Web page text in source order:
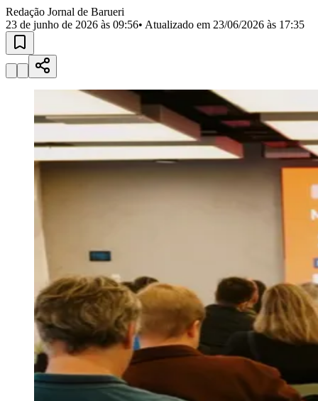
JubranBelvalBethavilleBoa
VistaCalifórnia CarapicuíbaCentroChácaras MarcoCidades da
Região
Militar
Califórnia Jardim dos Altos
Esperança Jardim Graziela
Jardim ParaísoJardim Paulista Jardim Reginalice
Jardim São PedroJardim São Silvestre Jardim SilveiraJardim
Jardim TupanciMutingaNova Aldeinha OsascoParque dos
Parque ImperialParque Santa LuziaParque Viana
Pirapora
do Bom JesusRecanto PhrynéaSantana de
ParnaíbaSilveiraTamboréVale do SolVila BarrosVila Boa VistaVila
do Conde
Vila Engenho NovoVila MárciaVila Nossa Sra. da
Escada
Para Sua Empresa
Guia de Empresas
Divulgar VagasNovo
Publicidade Legal
Negócios Regionais
Turismo
Segurança Regional
Hospitais Estaduais
Parques & Represas
Cidades da Região
Santana de ParnaíbaOsasco Itapevi
Pirapora
do Bom Jesus
AraçariguamaCajamar
Redação Jornal de Barueri
23 de junho de 2026 às 09:56• Atualizado em 23/06/2026 às 17:35